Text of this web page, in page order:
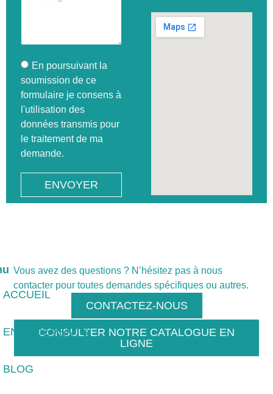
En poursuivant la
soumission de ce
formulaire je consens à
l'utilisation des
données transmis pour
le traitement de ma
demande.
ENVOYER
ACCUEIL
ENGAGEMENTS
BLOG
Vous avez des questions ? N’hésitez pas à nous
contacter pour toutes demandes spécifiques ou autres.
CONTACTEZ-NOUS
CONSULTER NOTRE CATALOGUE EN
LIGNE